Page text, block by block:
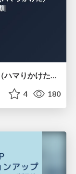
AWS ネットワーク構築でハマった（ハマりかけた） 5選とそこから得た教訓
4 180